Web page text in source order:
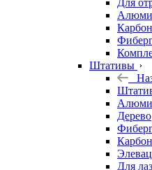
Для
Карбон
Штативы
Дерево
Карбон
Для